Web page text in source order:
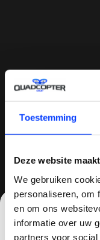
Toestemming
Deze website
We gebruiken
personaliseren, om
en om ons
informatie over uw
partners voor
Sinds 2014
speler op het